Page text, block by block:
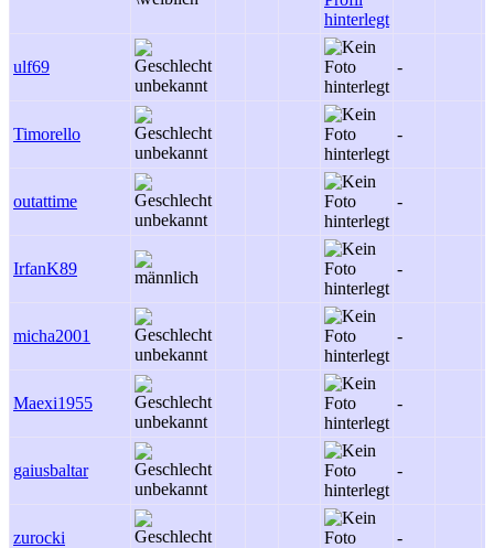
ulf69 -
Timorello -
outattime -
IrfanK89 -
micha2001 -
Maexi1955 -
gaiusbaltar -
zurocki -